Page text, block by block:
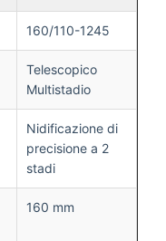
160/110-1245
Telescopico
Multistadio
Nidificazione di
precisione a 2
stadi
160 mm